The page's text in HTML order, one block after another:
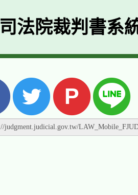
司法院裁判書系
P